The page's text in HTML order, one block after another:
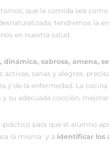
que la comida sea
tendremos la
en nuestra salud.
dinámica, sabrosa, amena,
sanas y alegres,
y de la enfermedad. La
su adecuada cocción,
para que el alumno
la misma y a identificar los